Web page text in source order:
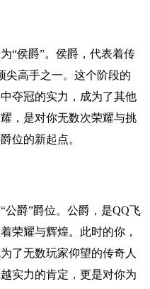
“侯爵”。侯爵，代表着传
尖高手之一。这个阶段的
夺冠的实力，成为了其他
，是对你无数次荣耀与挑
位的新起点。
公爵”爵位。公爵，是QQ飞
荣耀与辉煌。此时的你，
了无数玩家仰望的传奇人
实力的肯定，更是对你为